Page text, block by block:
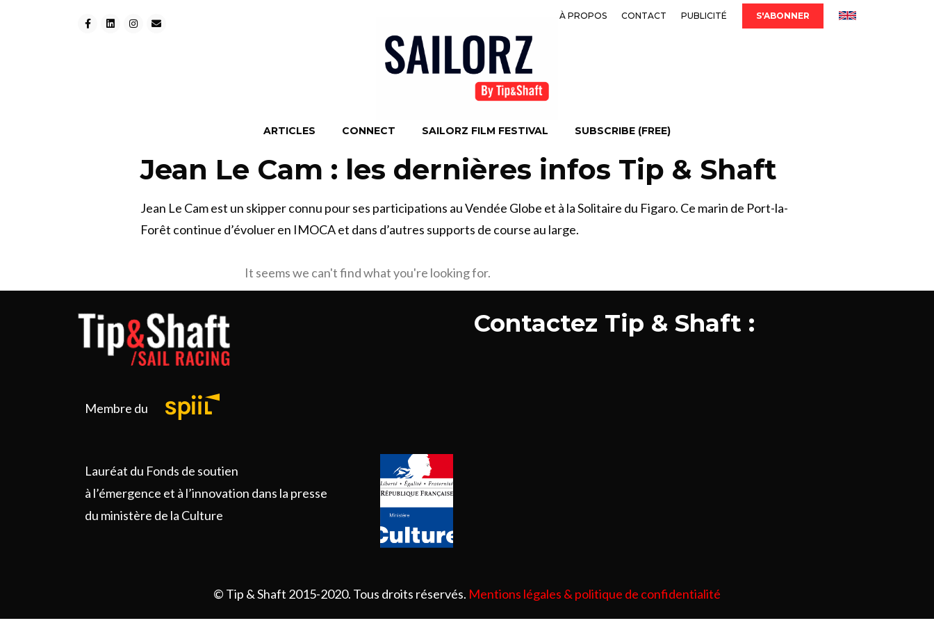
À PROPOS CONTACT PUBLICITÉ S'ABONNER
ARTICLES CONNECT SAILORZ FILM FESTIVAL SUBSCRIBE (FREE)
Jean Le Cam : les dernières infos Tip & Shaft
Jean Le Cam est un skipper connu pour ses participations au Vendée Globe et à la Solitaire du Figaro. Ce marin de Port-la-
Forêt continue d’évoluer en IMOCA et dans d’autres supports de course au large.
It seems we can't find what you're looking for.
Membre du
Lauréat du Fonds de soutien
à l’émergence et à l’innovation dans la presse
du ministère de la Culture
Contactez Tip & Shaft :
© Tip & Shaft 2015-2020. Tous droits réservés. Mentions légales & politique de confidentialité